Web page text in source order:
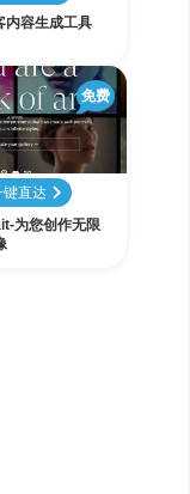
内容生成工具
免费
键直达
为您创作无限